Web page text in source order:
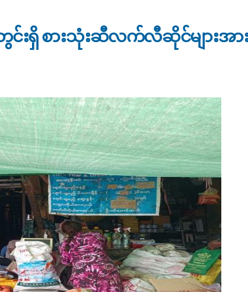
ညာ အထက်တန်းကျောင်းမုန့် ဈေးတန်းတွင်ဈေးကွက်စောင့်ကြည့်စစ်ဆေးခြင်း
အတွင်းရှိ စားသုံးဆီလက်လီဆိုင်များအာ